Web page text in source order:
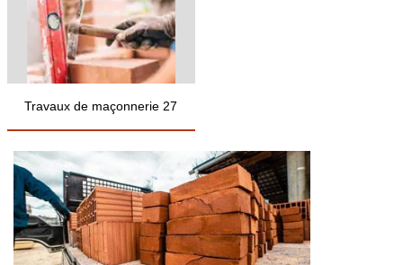
Travaux de maçonnerie 27